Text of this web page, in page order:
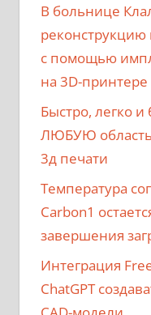
В больнице
реконструкцию
с помощью
на 3D-принтере
Быстро, легко и
ЛЮБУЮ область
3д печати
Температура
Carbon1
завершения
Интеграция
ChatGPT